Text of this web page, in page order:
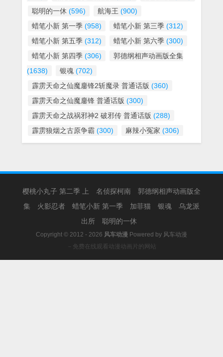
聪明的一休 (596) 航海王 (900)
蜡笔小新 第一季 (958) 蜡笔小新 第三季 (312)
蜡笔小新 第五季 (312) 蜡笔小新 第六季 (300)
蜡笔小新 第四季 (306)
郭德纲相声动画版全集
(1638)
银魂 (702)
霹雳天命之仙魔鏖锋2斩魔录 普通话版 (360)
霹雳天命之仙魔鏖锋 普通话版 (300)
霹雳天命之战祸邪神2 破邪传 普通话版 (288)
霹雳狼烟之古原争霸 (300) 麻辣小冤家 (306)
樱桃小丸子 第二季 上 名侦探柯南
郭德纲相声动画版全
集
火影忍者 蜡笔小新 第一季 加菲猫 银魂
乌龙派
出所
聪明的一休
Copyright © 2012 - 2026 风车动漫 Powered by 风车动漫
－免费在线观看动漫动画片的网站